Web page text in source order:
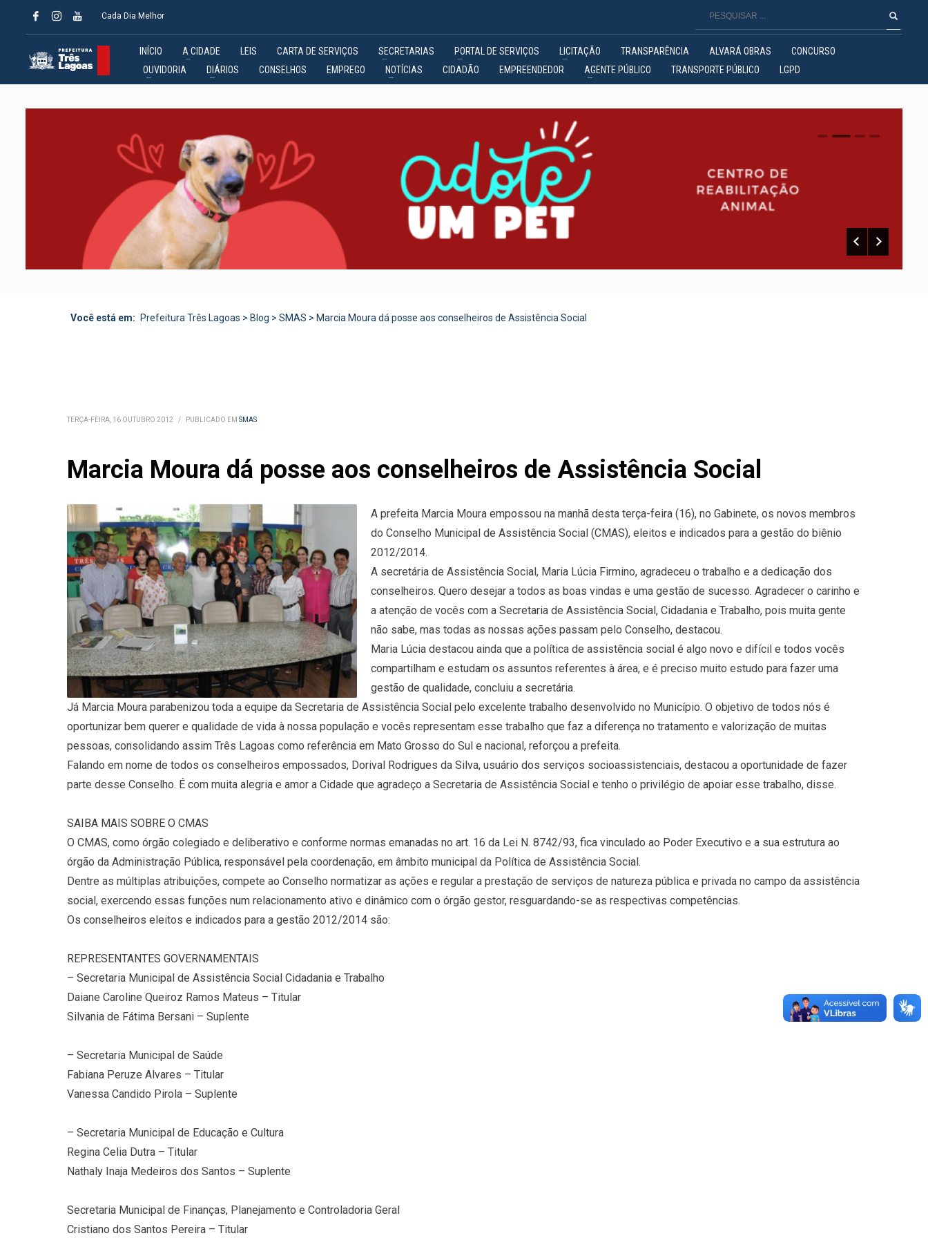
Cada Dia Melhor
INÍCIO A CIDADE LEIS CARTA DE SERVIÇOS SECRETARIAS PORTAL DE SERVIÇOS LICITAÇÃO TRANSPARÊNCIA ALVARÁ OBRAS
CONCURSO
OUVIDORIA
DIÁRIOS CONSELHOS EMPREGO NOTÍCIAS CIDADÃO EMPREENDEDOR AGENTE PÚBLICO TRANSPORTE PÚBLICO LGPD
0 1 2
Você está em: Prefeitura Três Lagoas > Blog > SMAS > Marcia Moura dá posse aos conselheiros de Assistência Social
TERÇA-FEIRA, 16 OUTUBRO 2012 / PUBLICADO EM SMAS
Marcia Moura dá posse aos conselheiros de Assistência Social
A prefeita Marcia Moura empossou na manhã desta terça-feira (16), no Gabinete, os novos membros
do Conselho Municipal de Assistência Social (CMAS), eleitos e indicados para a gestão do biênio
2012/2014.
A secretária de Assistência Social, Maria Lúcia Firmino, agradeceu o trabalho e a dedicação dos
conselheiros. Quero desejar a todos as boas vindas e uma gestão de sucesso. Agradecer o carinho e
a atenção de vocês com a Secretaria de Assistência Social, Cidadania e Trabalho, pois muita gente
não sabe, mas todas as nossas ações passam pelo Conselho, destacou.
Maria Lúcia destacou ainda que a política de assistência social é algo novo e difícil e todos vocês
compartilham e estudam os assuntos referentes à área, e é preciso muito estudo para fazer uma
gestão de qualidade, concluiu a secretária.
Já Marcia Moura parabenizou toda a equipe da Secretaria de Assistência Social pelo excelente trabalho desenvolvido no Município. O objetivo de todos nós é
oportunizar bem querer e qualidade de vida à nossa população e vocês representam esse trabalho que faz a diferença no tratamento e valorização de muitas
pessoas, consolidando assim Três Lagoas como referência em Mato Grosso do Sul e nacional, reforçou a prefeita.
Falando em nome de todos os conselheiros empossados, Dorival Rodrigues da Silva, usuário dos serviços socioassistenciais, destacou a oportunidade de fazer
parte desse Conselho. É com muita alegria e amor a Cidade que agradeço a Secretaria de Assistência Social e tenho o privilégio de apoiar esse trabalho, disse.
SAIBA MAIS SOBRE O CMAS
O CMAS, como órgão colegiado e deliberativo e conforme normas emanadas no art. 16 da Lei N. 8742/93, fica vinculado ao Poder Executivo e a sua estrutura ao
órgão da Administração Pública, responsável pela coordenação, em âmbito municipal da Política de Assistência Social.
Dentre as múltiplas atribuições, compete ao Conselho normatizar as ações e regular a prestação de serviços de natureza pública e privada no campo da assistência
social, exercendo essas funções num relacionamento ativo e dinâmico com o órgão gestor, resguardando-se as respectivas competências.
Os conselheiros eleitos e indicados para a gestão 2012/2014 são:
REPRESENTANTES GOVERNAMENTAIS
– Secretaria Municipal de Assistência Social Cidadania e Trabalho
Daiane Caroline Queiroz Ramos Mateus – Titular
Silvania de Fátima Bersani – Suplente
– Secretaria Municipal de Saúde
Fabiana Peruze Alvares – Titular
Vanessa Candido Pirola – Suplente
– Secretaria Municipal de Educação e Cultura
Regina Celia Dutra – Titular
Nathaly Inaja Medeiros dos Santos – Suplente
Secretaria Municipal de Finanças, Planejamento e Controladoria Geral
Cristiano dos Santos Pereira – Titular